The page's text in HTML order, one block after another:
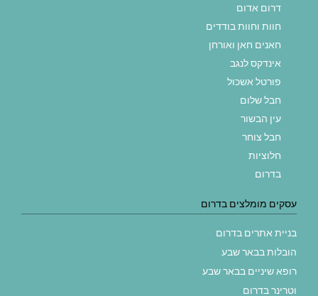
דרום אדום
חוות וחוות בודדים
חאנים חאן ואורחן
אינדקס לנגב
פורטל אשכול
חבל שלום
עין הבשור
חבל צוחר
חלוציות
בדרום
עסקים מומלצים בדרום
בניית אתרים בדרום
הובלות בבאר שבע
רופא שיניים בבאר שבע
וטרינר בדרום